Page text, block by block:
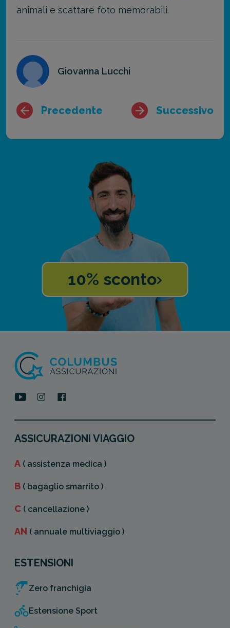
animali e scattare foto memorabili.
Giovanna Lucchi
Precedente Successivo
10% sconto
ASSICURAZIONI VIAGGIO
A ( assistenza medica )
B ( bagaglio smarrito )
C ( cancellazione )
AN ( annuale multiviaggio )
ESTENSIONI
Zero franchigia
Estensione Sport